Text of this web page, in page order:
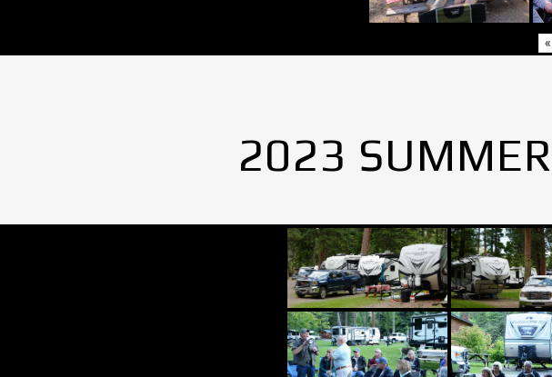
«
2023